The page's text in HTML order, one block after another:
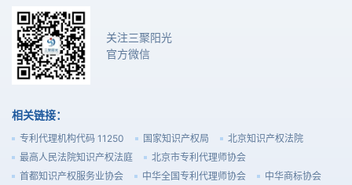
关注三聚阳光
官方微信
相关链接：
专利代理机构代码 11250 国家知识产权局
北京知识产权法院
最高人民法院知识产权法庭
北京市专利代理师协会
首都知识产权服务业协会
中华全国专利代理师协会 中华商标协会